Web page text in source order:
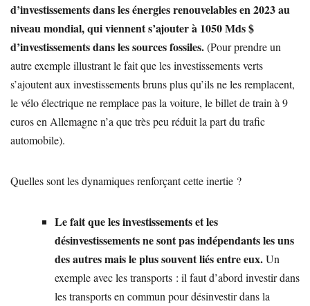
d’investissements dans les énergies renouvelables en 2023 au
niveau mondial, qui viennent s’ajouter à 1050 Mds $
d’investissements dans les sources fossiles.(Pour prendre un
autre exemple illustrant le fait que les investissements verts
s’ajoutent aux investissements bruns plus qu’ils ne les remplacent,
le vélo électrique ne remplace pas la voiture, le billet de train à 9
euros en Allemagne n’a que très peu réduit la part du trafic
automobile).
Quelles sont les dynamiques renforçant cette inertie ?
Le fait que les investissements et les
désinvestissements ne sont pas indépendants les uns
des autres mais le plus souvent liés entre eux.Un
exemple avec les transports : il faut d’abord investir dans
les transports en commun pour désinvestir dans la